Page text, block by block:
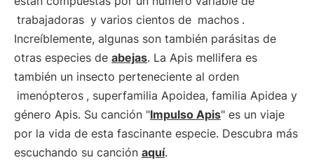
trabajadoras y varios cientos de machos .
Increíblemente, algunas son también parásitas de
otras especies de abejas. La Apis mellifera es
también un insecto perteneciente al orden
imenópteros , superfamilia Apoidea, familia Apidea y
género Apis. Su canción "Impulso Apis" es un viaje
por la vida de esta fascinante especie. Descubra más
escuchando su canción aquí.